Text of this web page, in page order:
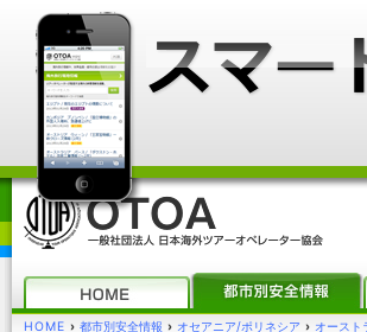
HOME › 都市別安全情報 › オセアニア/ポリネシア › オースト